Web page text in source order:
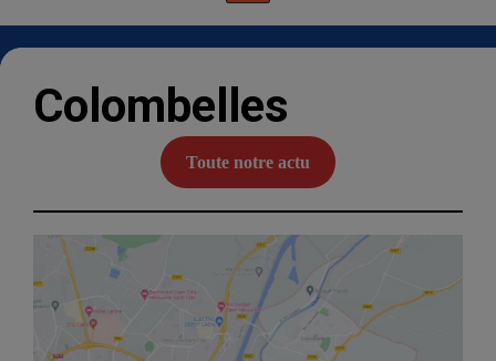
navigation
Colombelles
Toute notre actu